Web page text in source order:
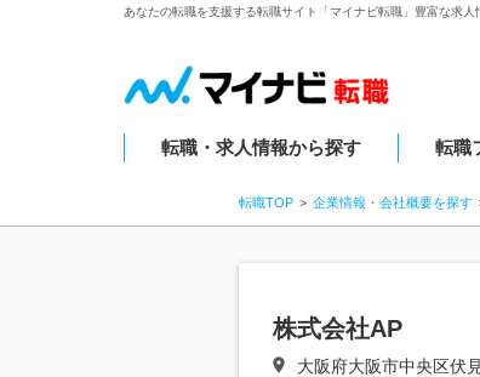
あなたの転職を支援する転職サイト「マイナビ転職」豊富な求
転職・求人情報から探す 転職
転職TOP 企業情報・会社概要を探す
株式会社AP
大阪府大阪市中央区伏